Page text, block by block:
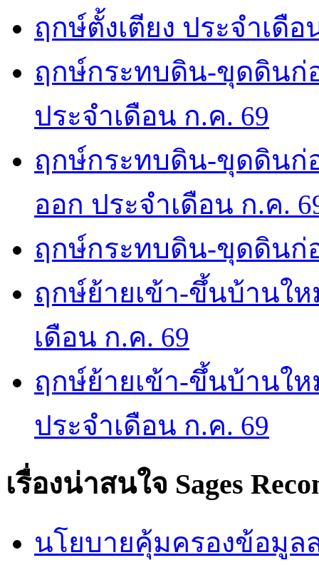
ฤกษ์ตั้งเตียง ประจำเดือ
ฤกษ์กระทบดิน-ขุดดินก่
ประจำเดือน ก.ค. 69
ฤกษ์กระทบดิน-ขุดดินก่
ออก ประจำเดือน ก.ค.
ฤกษ์กระทบดิน-ขุดดินก่
ฤกษ์ย้ายเข้า-ขึ้นบ้านใ
เดือน ก.ค. 69
ฤกษ์ย้ายเข้า-ขึ้นบ้านใ
ประจำเดือน ก.ค. 69
เรื่องน่าสนใจ Sages
นโยบายคุ้มครองข้อมูล